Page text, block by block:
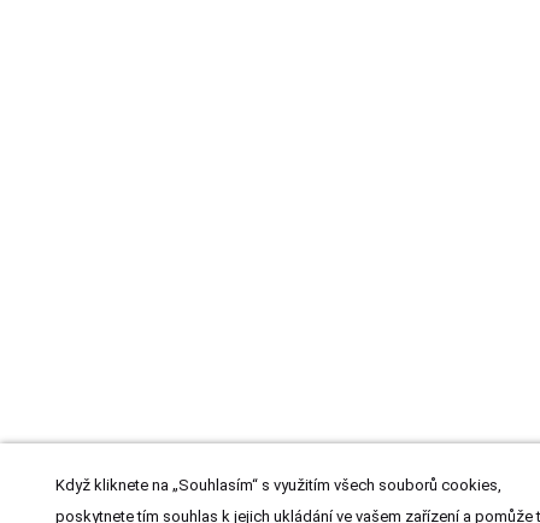
Když kliknete na „Souhlasím“ s využitím všech souborů cookies,
poskytnete tím souhlas k jejich ukládání ve vašem zařízení a pomůže